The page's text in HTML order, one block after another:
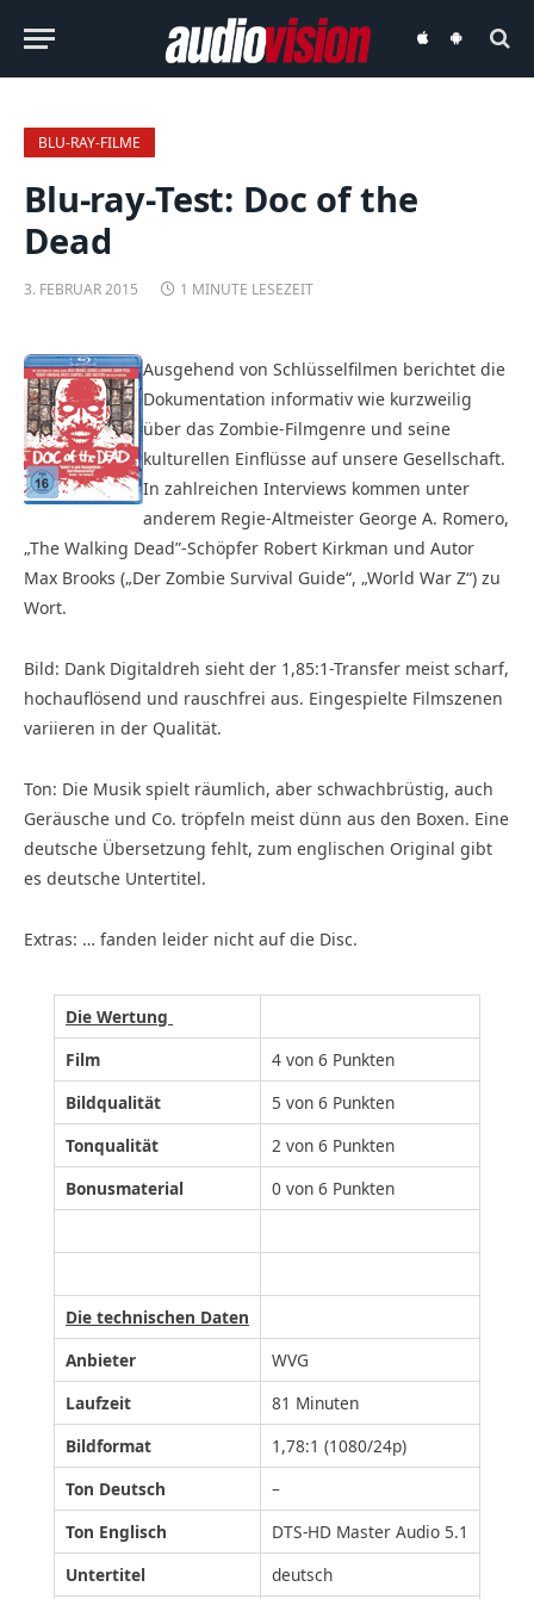
audiovisionaudiovision
BLU-RAY-FILME
Blu-ray-Test: Doc of the
Dead
3. FEBRUAR 2015 1 MINUTE LESEZEIT
Ausgehend von Schlüsselfilmen berichtet die
Dokumentation informativ wie kurzweilig
über das Zombie-Filmgenre und seine
kulturellen Einflüsse auf unsere Gesellschaft.
In zahlreichen Interviews kommen unter
anderem Regie-Altmeister George A. Romero,
„The Walking Dead”-Schöpfer Robert Kirkman und Autor
Max Brooks („Der Zombie Survival Guide“, „World War Z“) zu
Wort.
Bild: Dank Digitaldreh sieht der 1,85:1-Transfer meist scharf,
hochauflösend und rauschfrei aus. Eingespielte Filmszenen
variieren in der Qualität.
Ton: Die Musik spielt räumlich, aber schwachbrüstig, auch
Geräusche und Co. tröpfeln meist dünn aus den Boxen. Eine
deutsche Übersetzung fehlt, zum eng­lischen Original gibt
es deutsche Untertitel.
Extras: … fanden leider nicht auf die Disc.
Die Wertung
Film
4 von 6 Punkten
Bildqualität
5 von 6 Punkten
Tonqualität
2 von 6 Punkten
Bonusmaterial
0 von 6 Punkten
Die technischen Daten
Anbieter
WVG
Laufzeit
81 Minuten
Bildformat
1,78:1 (1080/24p)
Ton Deutsch
–
Ton Englisch
DTS-HD Master Audio 5.1
Untertitel
deutsch